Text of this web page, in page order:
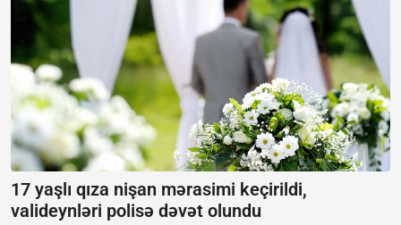
17 yaşlı qıza nişan mərasimi keçirildi,
valideynləri polisə dəvət olundu